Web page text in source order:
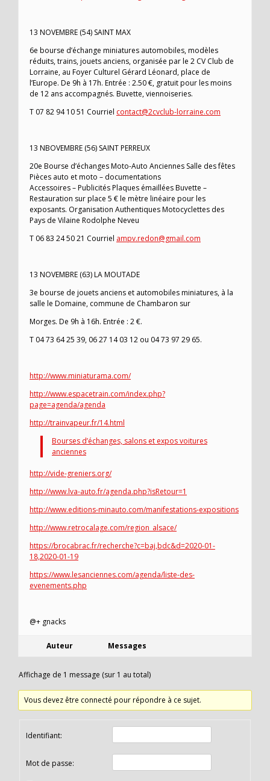
13 NOVEMBRE (54) SAINT MAX
6e bourse d’échange miniatures automobiles, modèles
réduits, trains, jouets anciens, organisée par le 2 CV Club de
Lorraine, au Foyer Culturel Gérard Léonard, place de
l’Europe. De 9h à 17h. Entrée : 2.50 €, gratuit pour les moins
de 12 ans accompagnés. Buvette, viennoiseries.
T 07 82 94 10 51 Courriel contact@2cvclub-lorraine.com
13 NBOVEMBRE (56) SAINT PERREUX
20e Bourse d’échanges Moto-Auto Anciennes Salle des fêtes
Pièces auto et moto – documentations
Accessoires – Publicités Plaques émaillées Buvette –
Restauration sur place 5 € le mètre linéaire pour les
exposants. Organisation Authentiques Motocyclettes des
Pays de Vilaine Rodolphe Neveu
T 06 83 24 50 21 Courriel ampv.redon@gmail.com
13 NOVEMBRE (63) LA MOUTADE
3e bourse de jouets anciens et automobiles miniatures, à la
salle le Domaine, commune de Chambaron sur
Morges. De 9h à 16h. Entrée : 2 €.
T 04 73 64 25 39, 06 27 14 03 12 ou 04 73 97 29 65.
http://www.miniaturama.com/
http://www.espacetrain.com/index.php?
page=agenda/agenda
http://trainvapeur.fr/14.html
Bourses d’échanges, salons et expos voitures
anciennes
http://vide-greniers.org/
http://www.lva-auto.fr/agenda.php?isRetour=1
http://www.editions-minauto.com/manifestations-expositions
http://www.retrocalage.com/region_alsace/
https://brocabrac.fr/recherche?c=baj,bdc&d=2020-01-
18,2020-01-19
https://www.lesanciennes.com/agenda/liste-des-
evenements.php
@+ gnacks
Auteur Messages
Affichage de 1 message (sur 1 au total)
Vous devez être connecté pour répondre à ce sujet.
Identifiant:
Mot de passe: